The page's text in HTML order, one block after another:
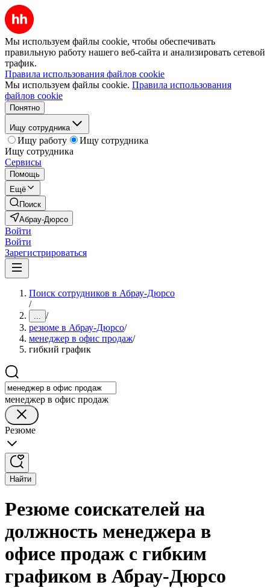
Мы используем файлы cookie, чтобы обеспечивать
правильную работу нашего веб-сайта и анализировать сетевой
трафик.
Правила использования файлов cookie
Мы используем файлы cookie. Правила использования
файлов cookie
Понятно
Ищу сотрудника
Ищу работу
Ищу сотрудника
Ищу сотрудника
Сервисы
Помощь
Ещё
Поиск
Абрау-Дюрсо
Войти
Войти
Зарегистрироваться
Поиск сотрудников в Абрау-Дюрсо
/
... /
резюме в Абрау-Дюрсо/
менеджер в офис продаж/
гибкий график
менеджер в офис продаж
Резюме
Найти
Резюме соискателей на
должность менеджера в
офисе продаж с гибким
графиком в Абрау-Дюрсо